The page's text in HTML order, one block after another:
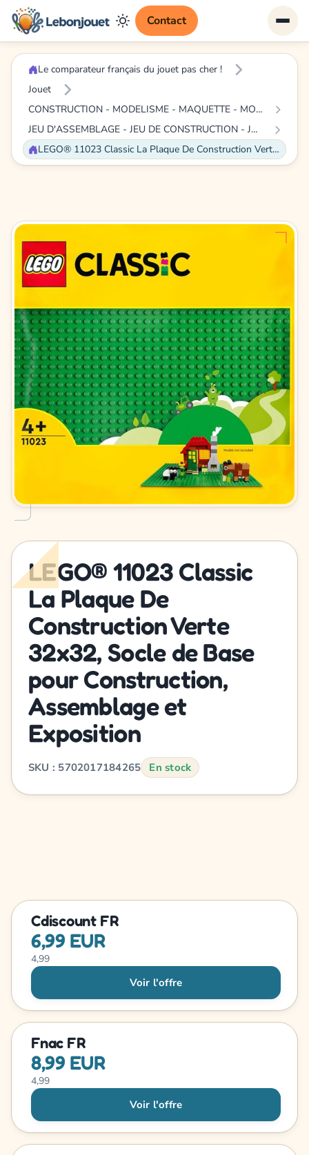
Contact
Le comparateur français du jouet pas cher !
Jouet
CONSTRUCTION - MODELISME - MAQUETTE - MODELE REDUIT A CONSTRUIRE
JEU D'ASSEMBLAGE - JEU DE CONSTRUCTION - JEU DE MANIPULATION
LEGO® 11023 Classic La Plaque De Construction Verte 32x32, Socle de Base pour Construction, Assemblage et Exposition
LEGO® 11023 Classic
La Plaque De
Construction Verte
32x32, Socle de Base
pour Construction,
Assemblage et
Exposition
SKU : 5702017184265 En stock
Cdiscount FR
6,99 EUR
4,99
Voir l'offre
Fnac FR
8,99 EUR
4,99
Voir l'offre